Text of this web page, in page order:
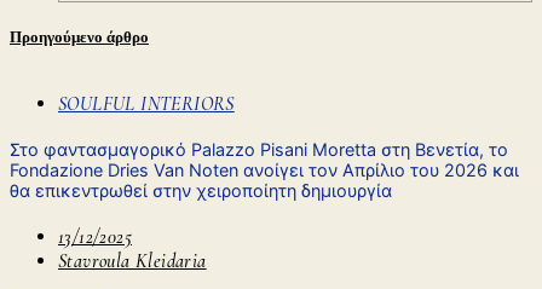
Προηγούμενο άρθρο
SOULFUL INTERIORS
Στο φαντασμαγορικό Palazzo Pisani Moretta στη Βενετία, το
Fondazione Dries Van Noten ανοίγει τον Απρίλιο του 2026 και
θα επικεντρωθεί στην χειροποίητη δημιουργία
13/12/2025
Stavroula Kleidaria